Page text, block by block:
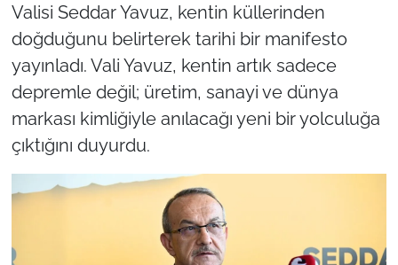
Valisi Seddar Yavuz, kentin küllerinden
doğduğunu belirterek tarihi bir manifesto
yayınladı. Vali Yavuz, kentin artık sadece
depremle değil; üretim, sanayi ve dünya
markası kimliğiyle anılacağı yeni bir yolculuğa
çıktığını duyurdu.